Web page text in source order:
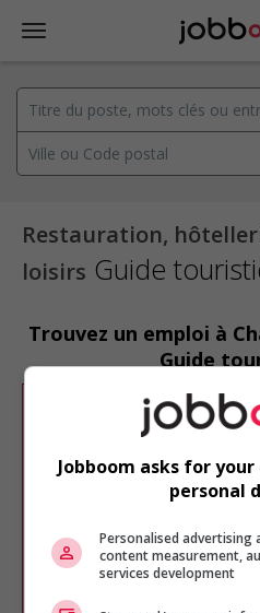
Restauration,
loisirs Guide
Trouvez un emploi à
Guide
Désolé, cette
résultat.
Veuillez faire une
Vous pouvez en tout
chercher un poste
d'intérêt en emploi
comme membre
Jobboom asks for
personal
Personalised advertising
content measurement,
services development